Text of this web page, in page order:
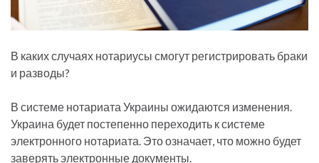
В каких случаях нотариусы смогут регистрировать браки
и разводы?
В системе нотариата Украины ожидаются изменения.
Украина будет постепенно переходить к системе
электронного нотариата. Это означает, что можно будет
заверять электронные документы.